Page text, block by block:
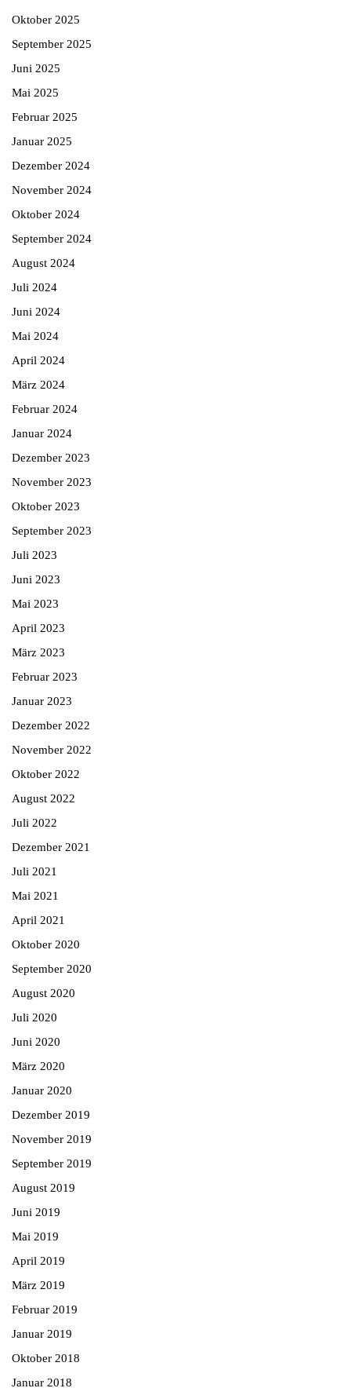
Oktober 2025
September 2025
Juni 2025
Mai 2025
Februar 2025
Januar 2025
Dezember 2024
November 2024
Oktober 2024
September 2024
August 2024
Juli 2024
Juni 2024
Mai 2024
April 2024
März 2024
Februar 2024
Januar 2024
Dezember 2023
November 2023
Oktober 2023
September 2023
Juli 2023
Juni 2023
Mai 2023
April 2023
März 2023
Februar 2023
Januar 2023
Dezember 2022
November 2022
Oktober 2022
August 2022
Juli 2022
Dezember 2021
Juli 2021
Mai 2021
April 2021
Oktober 2020
September 2020
August 2020
Juli 2020
Juni 2020
März 2020
Januar 2020
Dezember 2019
November 2019
September 2019
August 2019
Juni 2019
Mai 2019
April 2019
März 2019
Februar 2019
Januar 2019
Oktober 2018
Januar 2018